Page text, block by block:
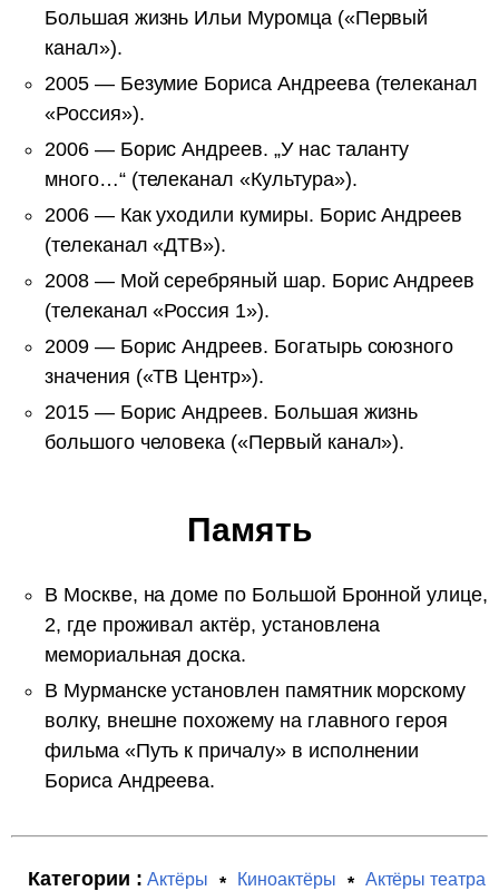
Большая жизнь Ильи Муромца («Первый
канал»).
2005 — Безумие Бориса Андреева (телеканал
«Россия»).
2006 — Борис Андреев. „У нас таланту
много…“ (телеканал «Культура»).
2006 — Как уходили кумиры. Борис Андреев
(телеканал «ДТВ»).
2008 — Мой серебряный шар. Борис Андреев
(телеканал «Россия 1»).
2009 — Борис Андреев. Богатырь союзного
значения («ТВ Центр»).
2015 — Борис Андреев. Большая жизнь
большого человека («Первый канал»).
Память
В Москве, на доме по Большой Бронной улице,
2, где проживал актёр, установлена
мемориальная доска.
В Мурманске установлен памятник морскому
волку, внешне похожему на главного героя
фильма «Путь к причалу» в исполнении
Бориса Андреева.
Категории : Актёры Киноактёры Актёры театра